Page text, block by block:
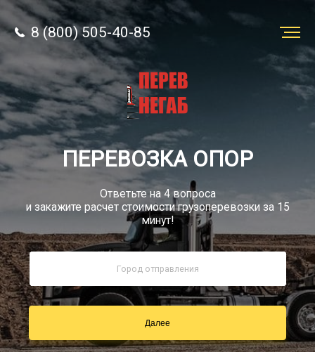
8 (800) 505-40-85
Звонок по России бесплатно
sale@simtruck-negabarit.ru
Заказать
перевозку
Грузы
8 (800) 505-40-85
ПЕРЕВОЗКА ОПОР
Ответьте на 4 вопроса
и закажите расчет стоимости грузоперевозки за 15
минут!
Далее